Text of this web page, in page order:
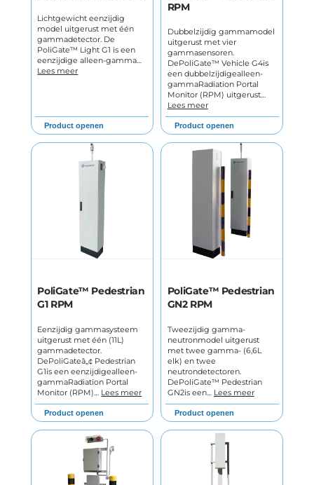
Lichtgewicht eenzijdig
model uitgerust met één
gammadetector. De
PoliGate™ Light G1 is een
eenzijdige alleen-gamma…
Lees meer
Product openen
RPM
Dubbelzijdig gammamodel
uitgerust met vier
gammasensoren.
DePoliGate™ Vehicle G4is
een dubbelzijdigealleen-
gammaRadiation Portal
Monitor (RPM) uitgerust…
Lees meer
Product openen
PoliGate™ Pedestrian
G1 RPM
Eenzijdig gammasysteem
uitgerust met één (11L)
gammadetector.
DePoliGateâ„¢ Pedestrian
G1is een eenzijdigealleen-
gammaRadiation Portal
Monitor (RPM)… Lees meer
Product openen
PoliGate™ Pedestrian
GN2 RPM
Tweezijdig gamma-
neutronmodel uitgerust
met twee gamma- (6,6L
elk) en twee
neutrondetectoren.
DePoliGate™ Pedestrian
GN2is een… Lees meer
Product openen